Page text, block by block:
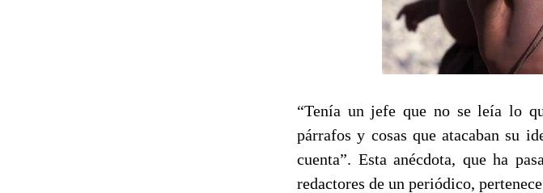
“Tenía un jefe que no se leía lo
párrafos y cosas que atacaban su
cuenta”. Esta anécdota, que ha
redactores de un periódico,